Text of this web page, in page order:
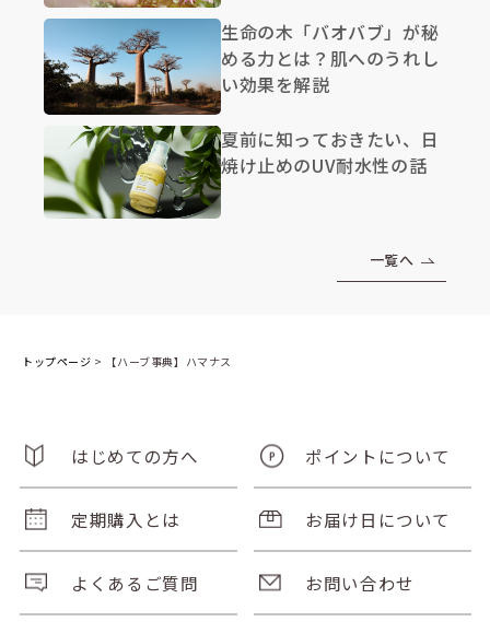
生命の木「バオバブ」が秘
める力とは？肌へのうれし
い効果を解説
夏前に知っておきたい、日
焼け止めのUV耐水性の話
一覧へ
トップページ > 【ハーブ事典】ハマナス
はじめての方へ ポイントについて
定期購入とは お届け日について
よくあるご質問 お問い合わせ